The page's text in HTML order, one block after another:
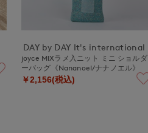
DAY by DAY It's international
joyce MIXラメ入ニット ミニ ショルダ
ーバッグ《Nananoel/ナナノエル》
￥2,156(税込)